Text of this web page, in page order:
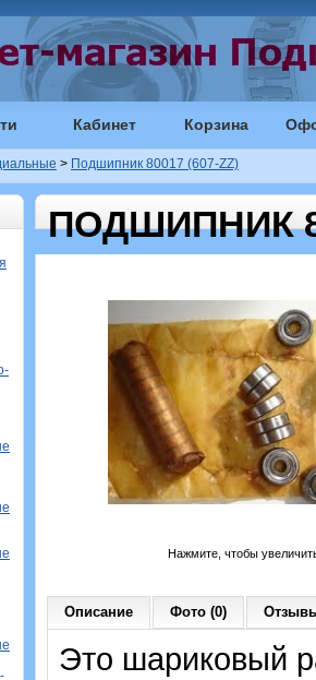
Кабинет Корзина
> Подшипник 80017 (607-ZZ)
ПОДШИПНИК
Нажмите, чтобы
Описание Фото (0)
Это шариковый